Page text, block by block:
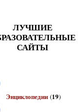
ЛУЧШИЕ
САЙТЫ
Энциклопедии(19)